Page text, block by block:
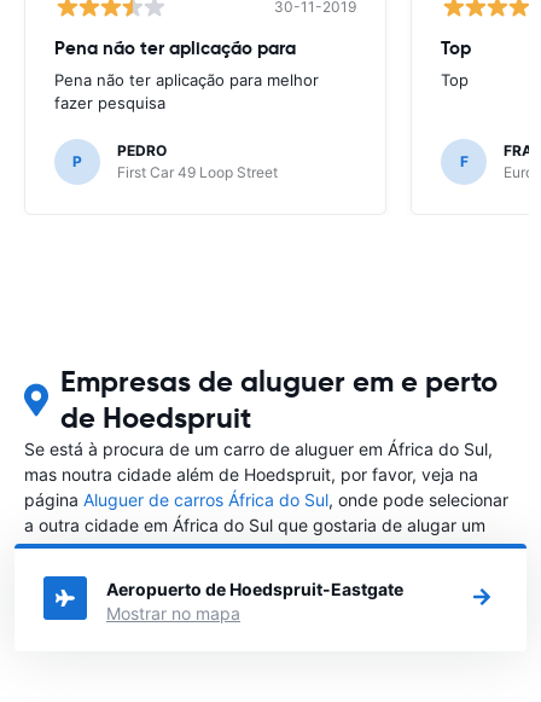
30-11-2019
Pena não ter aplicação para
Pena não ter aplicação para melhor
fazer pesquisa
P
PEDRO
First Car 49 Loop Street
Top
Top
F
Empresas de aluguer em e perto
de Hoedspruit
Se está à procura de um carro de aluguer em África do Sul,
mas noutra cidade além de Hoedspruit, por favor, veja na
página Aluguer de carros África do Sul, onde pode selecionar
a outra cidade em África do Sul que gostaria de alugar um
carro
Aeropuerto de Hoedspruit-Eastgate
Mostrar no mapa